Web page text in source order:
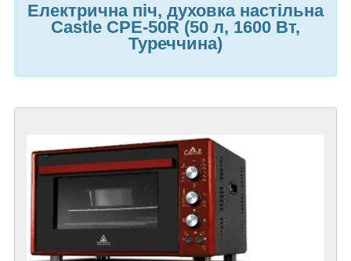
Електрична піч, духовка настільна
Castle CPE-50R (50 л, 1600 Вт,
Туреччина)